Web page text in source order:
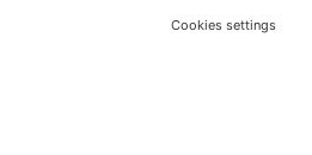
Cookies settings